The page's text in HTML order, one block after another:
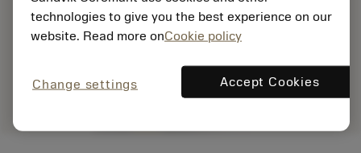
technologies to give you the best experience on our
website. Read more onCookie policy
Change settings Accept Cookies